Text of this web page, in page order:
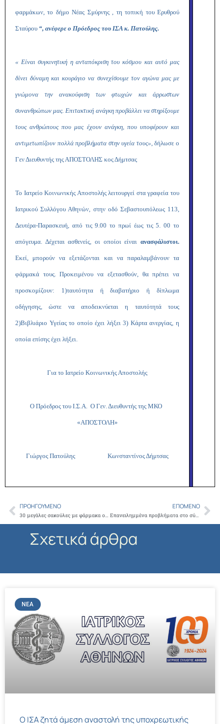
φαρμάκων, το δήμο Νέας Σμύρνης , τη τοπική του Ερυθρού
Σταύρου “, ανέφερε ο Πρόεδρος του ΙΣΑ κ. Πατούλης.
« Είναι συγκινητική η ανταπόκριση του κόσμου και αυτό μας
δίνει δύναμη και κουράγιο να συνεχίσουμε τον αγώνα μας με
γνώμονα την ανακούφιση των φτωχών και άρρωστων
συνανθρώπων μας. Επιτακτική ανάγκη προβάλλει να στηρίξουμε
τους ανθρώπους που μας έχουν ανάγκη, που υποφέρουν και
αντιμετωπίζουν πολλά προβλήματα στην υγεία τους», δήλωσε ο
Γεν Διευθυντής της ΑΠΟΣΤΟΛΗΣ κος Δήμτσας
Το Ιατρείο Κοινωνικής Αποστολής λειτουργεί στα γραφεία του
Ιατρικού Συλλόγου Αθηνών, στην οδό Σεβαστουπόλεως 113,
Δευτέρα-Παρασκευή, από τις 9.00 το πρωί έως τις 5. 00 το
απόγευμα. Δέχεται ασθενείς, οι οποίοι είναι ανασφάλιστοι.
Εκεί, μπορούν να εξετάζονται και να παραλαμβάνουν τα
φάρμακά τους. Προκειμένου να εξετασθούν, θα πρέπει να
προσκομίζουν: 1)ταυτότητα ή διαβατήριο ή δίπλωμα
οδήγησης, ώστε να αποδεικνύεται η ταυτότητά τους
2)Βιβλιάριο Υγείας το οποίο έχει λήξει 3) Κάρτα ανεργίας, η
οποία επίσης έχει λήξει.
Για το Ιατρείο Κοινωνικής Αποστολής
Ο Πρόεδρος του Ι.Σ.Α. Ο Γεν. Διευθυντής της ΜΚΟ
«ΑΠΟΣΤΟΛΗ»
Γιώργος Πατούλης Κωνσταντίνος Δήμτσας
Prev
ΠΡΟΗΓΟΎΜΕΝΟ
30 μεγάλες σακούλες με φάρμακα ο απολογισμός της σημερινής συλλογής φαρμάκων στη Νέα Σμύρνη για το Ιατρείο Κοινωνικής αποστολής
ΕΠΌΜΕΝΟ
Επανειλημμένα προβλήματα στο σύστημα ηλεκτρονικής συνταγογράφησης
Σχετικά άρθρα
ΝΈΑ
Ο ΙΣΑ ζητά άμεση αναστολή της υποχρεωτικής